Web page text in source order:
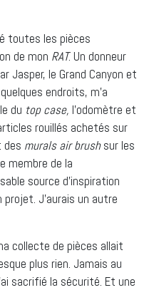
toutes les pièces
de mon RAT. Un donneur
Jasper, le Grand Canyon et
endroits, m’a
du top case, l’odomètre et
rouillés achetés sur
des murals air brushsur les
membre de la
source d’inspiration
J’aurais un autre
collecte de pièces allait
plus rien. Jamais au
sacrifié la sécurité. Et une